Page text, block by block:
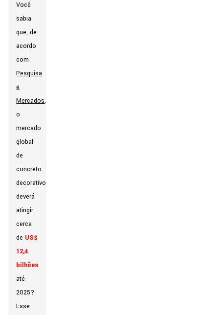
Você
sabia
que, de
acordo
com
Pesquisa
e
Mercados,
o
mercado
global
de
concreto
decorativo
deverá
atingir
cerca
de US$
12,4
bilhões
até
2025?
Esse